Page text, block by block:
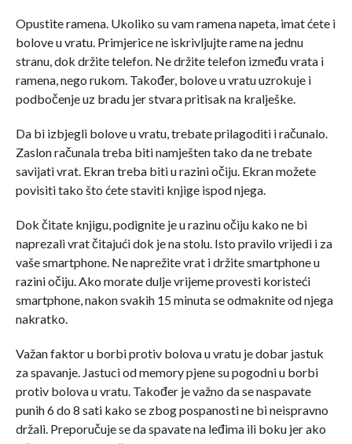
Opustite ramena. Ukoliko su vam ramena napeta, imat ćete i
bolove u vratu. Primjerice ne iskrivljujte rame na jednu
stranu, dok držite telefon. Ne držite telefon između vrata i
ramena, nego rukom. Također, bolove u vratu uzrokuje i
podbočenje uz bradu jer stvara pritisak na kralješke.
Da bi izbjegli bolove u vratu, trebate prilagoditi i računalo.
Zaslon računala treba biti namješten tako da ne trebate
savijati vrat. Ekran treba biti u razini očiju. Ekran možete
povisiti tako što ćete staviti knjige ispod njega.
Dok čitate knjigu, podignite je u razinu očiju kako ne bi
naprezali vrat čitajući dok je na stolu. Isto pravilo vrijedi i za
vaše smartphone. Ne naprežite vrat i držite smartphone u
razini očiju. Ako morate dulje vrijeme provesti koristeći
smartphone, nakon svakih 15 minuta se odmaknite od njega
nakratko.
Važan faktor u borbi protiv bolova u vratu je dobar jastuk
za spavanje. Jastuci od memory pjene su pogodni u borbi
protiv bolova u vratu. Također je važno da se naspavate
punih 6 do 8 sati kako se zbog pospanosti ne bi neispravno
držali. Preporučuje se da spavate na leđima ili boku jer ako